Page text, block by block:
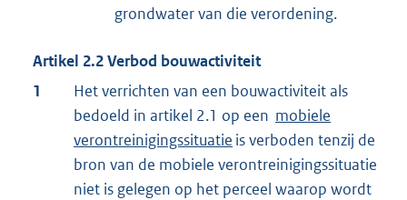
grondwater van die verordening.
Artikel 2.2Verbod bouwactiviteit
1
Het verrichten van een bouwactiviteit als
bedoeld in artikel 2.1 op een mobiele
verontreinigingssituatie is verboden tenzij de
bron van de mobiele verontreinigingssituatie
niet is gelegen op het perceel waarop wordt